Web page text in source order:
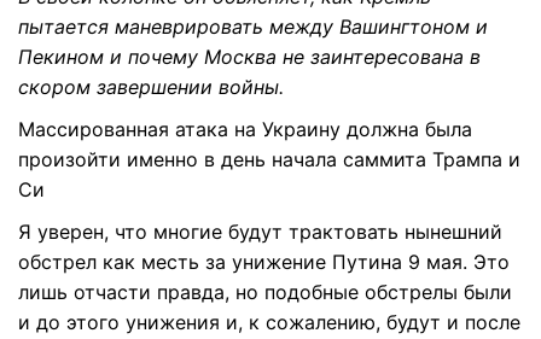
пытается маневрировать между Вашингтоном и
Пекином и почему Москва не заинтересована в
скором завершении войны.
Массированная атака на Украину должна была
произойти именно в день начала саммита Трампа и
Си
Я уверен, что многие будут трактовать нынешний
обстрел как месть за унижение Путина 9 мая. Это
лишь отчасти правда, но подобные обстрелы были
и до этого унижения и, к сожалению, будут и после